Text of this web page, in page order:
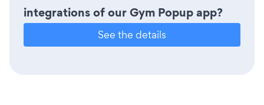
integrations of our Gym Popup app?
See the details